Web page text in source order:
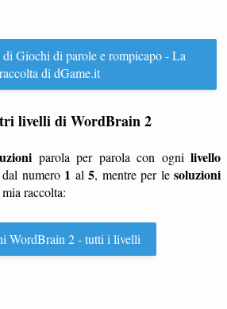
Giochi di parole e rompicapo - La
raccolta di dGame.it
livelli di WordBrain 2
parola per parola con ogni livello
numero 1 al5, mentre per lesoluzioni
raccolta:
WordBrain 2 - tutti i livelli